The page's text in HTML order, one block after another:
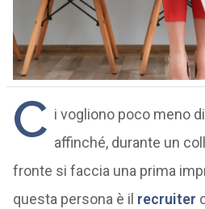
C i vogliono poco meno
affinché, durante un
fronte si faccia una prima
questa persona è il recruiter